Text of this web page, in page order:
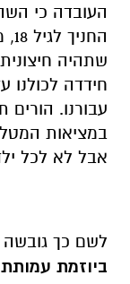
העובדה כי
שתהיה
חידדה
עבורנו. הורים
במציאות
אבל לא לכל
לשם כך
ביוזמת